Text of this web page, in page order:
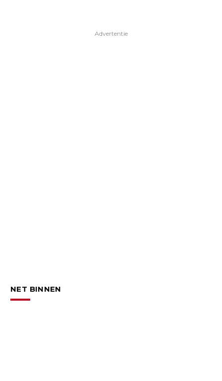
Advertentie
NET BINNEN